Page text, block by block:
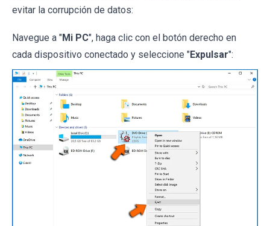
evitar la corrupción de datos:
Navegue a "Mi PC", haga clic con el botón derecho en
cada dispositivo conectado y seleccione "Expulsar":